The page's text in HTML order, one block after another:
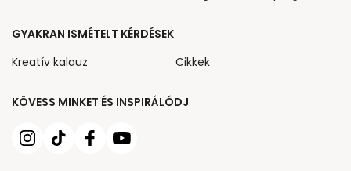
KÖVESS MINKET ÉS INSPIRÁLÓDJ
GYAKRAN ISMÉTELT KÉRDÉSEK
Kreatív kalauz
Cikkek